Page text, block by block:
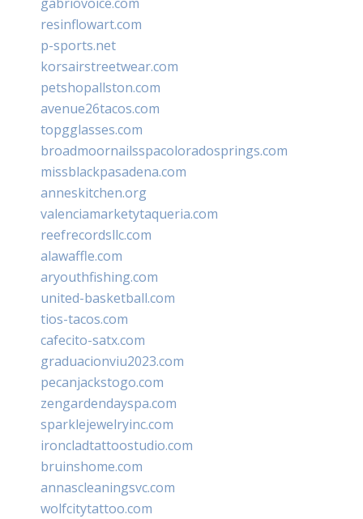
resinflowart.com
p-sports.net
korsairstreetwear.com
petshopallston.com
avenue26tacos.com
topgglasses.com
broadmoornailsspacoloradosprings.com
missblackpasadena.com
anneskitchen.org
valenciamarketytaqueria.com
reefrecordsllc.com
alawaffle.com
aryouthfishing.com
united-basketball.com
tios-tacos.com
cafecito-satx.com
graduacionviu2023.com
pecanjackstogo.com
zengardendayspa.com
sparklejewelryinc.com
ironcladtattoostudio.com
bruinshome.com
annascleaningsvc.com
wolfcitytattoo.com